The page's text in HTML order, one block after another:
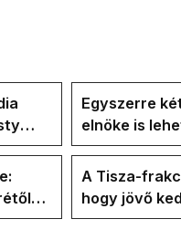
Egyszerre
elnöke is
jövő hétre
A Tisza-
hogy jövő
az új